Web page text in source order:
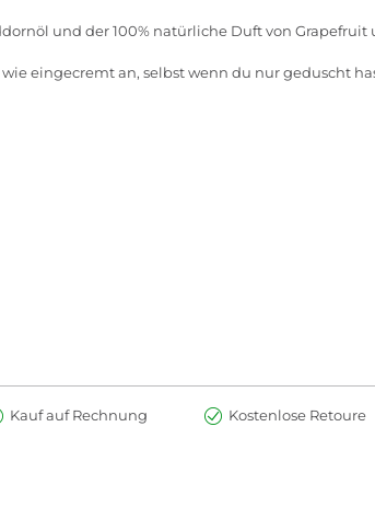
und der 100% natürliche Duft von
eingecremt an, selbst wenn du nur geduscht
Standards für soziale und ökologische
Kauf auf Rechnung Kostenlose Retoure